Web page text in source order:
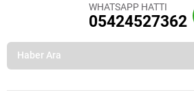
WHATSAPP HATTI
05424527362